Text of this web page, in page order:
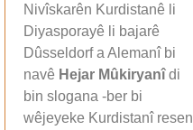
Nivîskarên Kurdistanê li
Diyasporayê li bajarê
Dûsseldorf a Alemanî bi
navê Hejar Mûkiryanîdi
bin slogana -ber bi
wêjeyeke Kurdistanî resen